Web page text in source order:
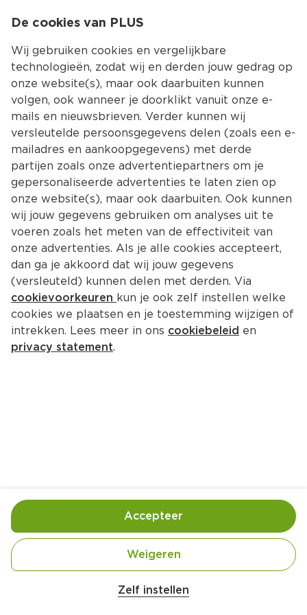
Kies jouw
Terug Producten
Wahid Kalkoensalami
Per Tray 100 g  (per kilo €24.90)
Handige informatie over dit product
Halal
De cookies van PLUS
Wij gebruiken cookies en vergelijkbare
technologieën, zodat wij en derden jouw gedrag op
onze website(s), maar ook daarbuiten kunnen
volgen, ook wanneer je doorklikt vanuit onze e-
mails en nieuwsbrieven. Verder kunnen wij
versleutelde persoonsgegevens delen (zoals een e-
mailadres en aankoopgegevens) met derde
partijen zoals onze advertentiepartners om je
gepersonaliseerde advertenties te laten zien op
onze website(s), maar ook daarbuiten. Ook kunnen
wij jouw gegevens gebruiken om analyses uit te
voeren zoals het meten van de effectiviteit van
onze advertenties. Als je alle cookies accepteert,
dan ga je akkoord dat wij jouw gegevens
(versleuteld) kunnen delen met derden. Via
cookievoorkeuren kun je ook zelf instellen welke
cookies we plaatsen en je toestemming wijzigen of
intrekken. Lees meer in ons cookiebeleid en
privacy statement.
Zelf instellen
Weigeren
Accepteer